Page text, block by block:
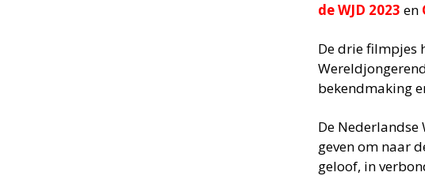
de WJD 2023 en
De drie filmpjes
bekendmaking
De Nederlandse
geven om naar
geloof, in